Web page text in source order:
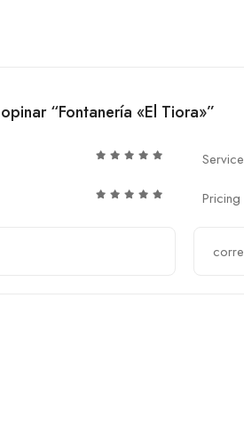
“Fontanería «El Tiora»”
Service
Pricing